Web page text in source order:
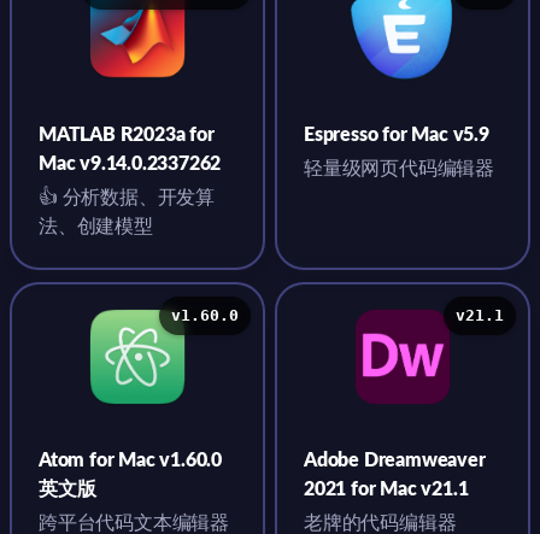
MATLAB R2023a for
Mac v9.14.0.2337262
👍 分析数据、开发算
法、创建模型
Espresso for Mac v5.9
轻量级网页代码编辑器
v1.60.0
Atom for Mac v1.60.0
英文版
跨平台代码文本编辑器
v21.1
Adobe Dreamweaver
2021 for Mac v21.1
老牌的代码编辑器